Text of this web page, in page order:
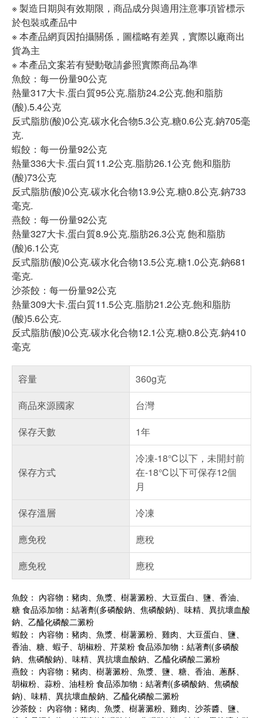
※ 製造日期與有效期限，商品成分與適用注意事項皆標示
於包裝或產品中
※ 本產品網頁因拍攝關係，圖檔略有差異，實際以廠商出
貨為主
※ 本產品文案若有變動敬請參照實際商品為準
魚餃：每一份量90公克
熱量317大卡.蛋白質95公克.脂肪24.2公克.飽和脂肪
(酸).5.4公克
反式脂肪(酸)0公克.碳水化合物5.3公克.糖0.6公克.鈉705毫
克.
蝦餃：每一份量92公克
熱量336大卡.蛋白質11.2公克.脂肪26.1公克 飽和脂肪
(酸)73公克
反式脂肪(酸)0公克.碳水化合物13.9公克.糖0.8公克.鈉733
毫克.
燕餃：每一份量92公克
熱量327大卡.蛋白質8.9公克.脂肪26.3公克 飽和脂肪
(酸)6.1公克
反式脂肪(酸)0公克.碳水化合物13.5公克.糖1.0公克.鈉681
毫克.
沙茶餃：每一份量92公克
熱量309大卡.蛋白質11.5公克.脂肪21.2公克.飽和脂肪
(酸)5.6公克.
反式脂肪(酸)0公克.碳水化合物12.1公克.糖0.8公克.鈉410
毫克
容量
360g克
商品來源國家
台灣
保存天數
1年
保存方式
冷凍-18℃以下，未開封前
在-18℃以下可保存12個
月
保存溫層
冷凍
應免稅
應稅
應免稅
應稅
魚餃： 內容物：豬肉、魚漿、樹薯澱粉、大豆蛋白、鹽、香油、
糖 食品添加物：結著劑(多磷酸鈉、焦磷酸鈉)、味精、異抗壞血酸
鈉、乙醯化磷酸二澱粉
蝦餃： 內容物：豬肉、魚漿、樹薯澱粉、雞肉、大豆蛋白、鹽、
香油、糖、蝦子、胡椒粉、芹菜粉 食品添加物：結著劑(多磷酸
鈉、焦磷酸鈉)、味精、異抗壞血酸鈉、乙醯化磷酸二澱粉
燕餃： 內容物：豬肉、樹薯澱粉、魚漿、鹽、糖、香油、蔥酥、
胡椒粉、蒜粉、油桂粉 食品添加物：結著劑(多磷酸鈉、焦磷酸
鈉)、味精、異抗壞血酸鈉、乙醯化磷酸二澱粉
沙茶餃： 內容物：豬肉、魚漿、樹薯澱粉、雞肉、沙茶醬、鹽、